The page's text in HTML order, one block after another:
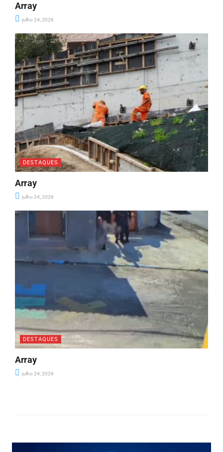
Array
julho 24, 2026
DESTAQUES
Array
julho 24, 2026
DESTAQUES
Array
julho 24, 2026